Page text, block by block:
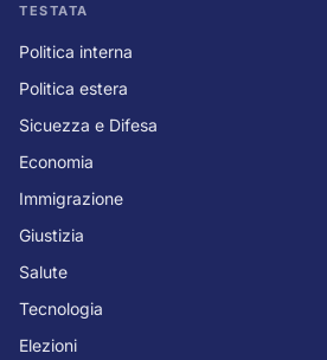
TESTATA
Politica interna
Politica estera
Sicuezza e Difesa
Economia
Immigrazione
Giustizia
Salute
Tecnologia
Elezioni